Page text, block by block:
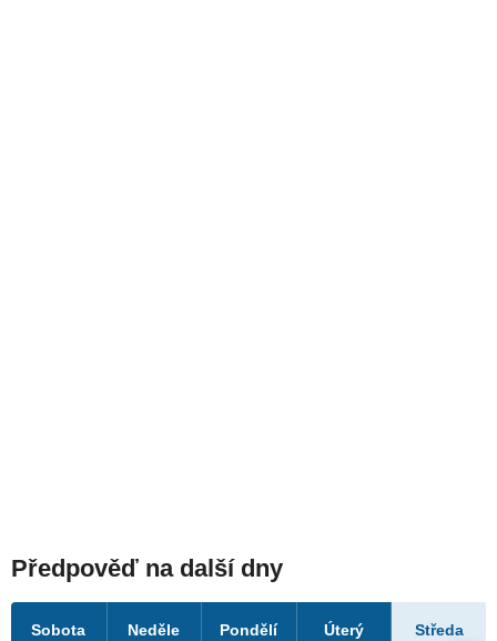
Předpověď na další dny
Sobota Neděle Pondělí Úterý Středa